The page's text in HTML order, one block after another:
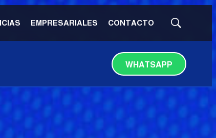
EMPRESARIALES CONTACTO
Mostrar
WHATSAPP